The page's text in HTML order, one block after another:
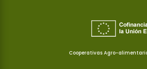
Cooperativas Agro-